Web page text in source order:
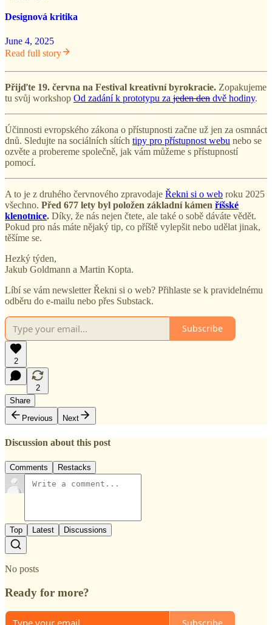
Designová kritika
June 4, 2025
Read full story
Přijďte 19. června na Festival kreativní byrokracie. Zopakujeme
tu svůj workshop Od zadání k prototypu za jeden den dvě hodiny.
Účinnosti evropského zákona o přístupnosti začne už jen za osmnáct
dnů. Sledujte na sociálních sítích tipy pro přístupnost webu nebo se
ozvěte a probereme společně, jak vám můžeme s přístupností
pomocí.
A to je z druhého červnového zpravodaje Řekni si o web roku 2025
všechno. Před 677 lety byl položen základní kámen říšské
klenotnice. Díky, že nás nejen čtete, ale také o sobě dáváte vědět.
Pokud pro nás máte nějaký tip, co příště vylepšit nebo udělat jinak,
těšíme se.
Hezký týden,
Jakub Goldmann a Martin Kopta.
Líbí se vám newsletter Řekni si o web? Přihlaste se k pravidelnému
odběru do e-mailu nebo přes Substack.
Subscribe
2
2
Share
Previous
Next
Discussion about this post
Comments Restacks
Top Latest Discussions
No posts
Ready for more?